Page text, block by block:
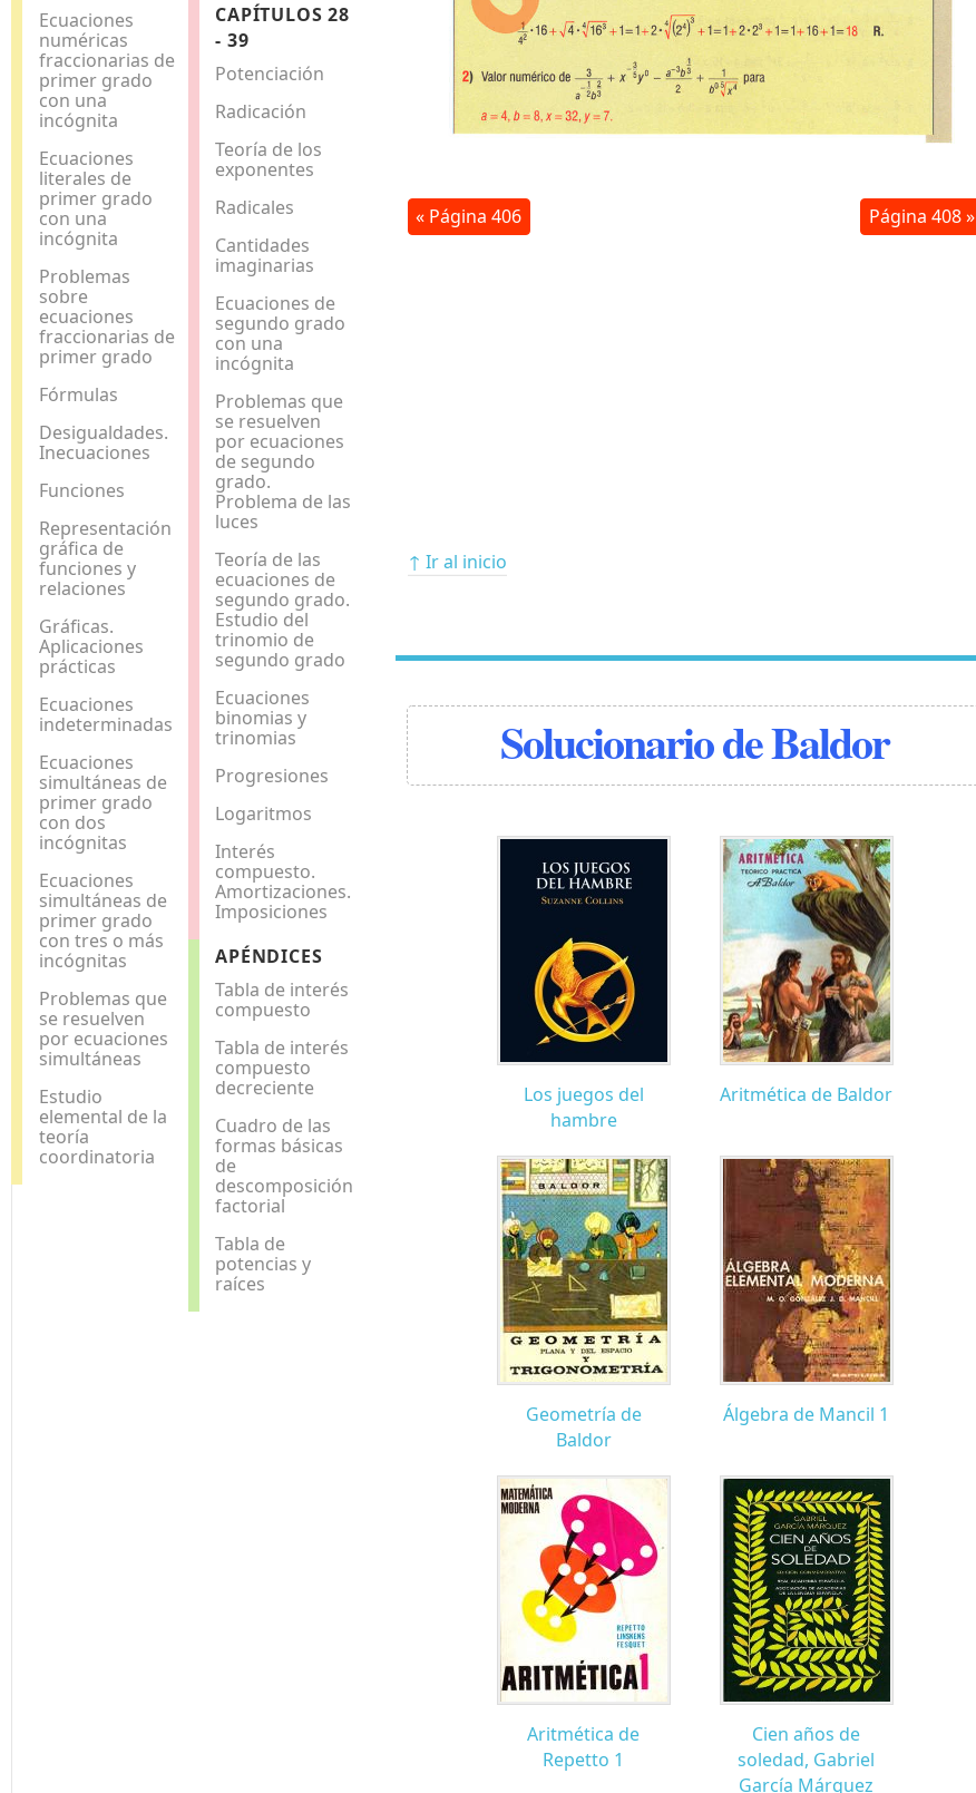
Ecuaciones
numéricas
fraccionarias de
primer grado
con una
incógnita
Ecuaciones
literales de
primer grado
con una
incógnita
Problemas
sobre
ecuaciones
fraccionarias de
primer grado
Fórmulas
Desigualdades.
Inecuaciones
Funciones
Representación
gráfica de
funciones y
relaciones
Gráficas.
Aplicaciones
prácticas
Ecuaciones
indeterminadas
Ecuaciones
simultáneas de
primer grado
con dos
incógnitas
Ecuaciones
simultáneas de
primer grado
con tres o más
incógnitas
Problemas que
se resuelven
por ecuaciones
simultáneas
Estudio
elemental de la
teoría
coordinatoria
CAPÍTULOS 28
- 39
Potenciación
Radicación
Teoría de los
exponentes
Radicales
Cantidades
imaginarias
Ecuaciones de
segundo grado
con una
incógnita
Problemas que
se resuelven
por ecuaciones
de segundo
grado.
Problema de las
luces
Teoría de las
ecuaciones de
segundo grado.
Estudio del
trinomio de
segundo grado
Ecuaciones
binomias y
trinomias
Progresiones
Logaritmos
Interés
compuesto.
Amortizaciones.
Imposiciones
APÉNDICES
Tabla de interés
compuesto
Tabla de interés
compuesto
decreciente
Cuadro de las
formas básicas
de
descomposición
factorial
Tabla de
potencias y
raíces
« Página 406 Página 408 »
↑ Ir al inicio
Solucionario de Baldor
Los juegos del
hambre
Aritmética de Baldor
Geometría de
Baldor
Álgebra de Mancil 1
Aritmética de
Repetto 1
Cien años de
soledad, Gabriel
García Márquez